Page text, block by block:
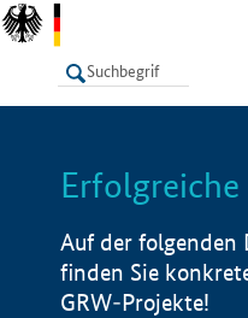
LISTE
Auf der folgenden
finden Sie
GRW-Projekte!